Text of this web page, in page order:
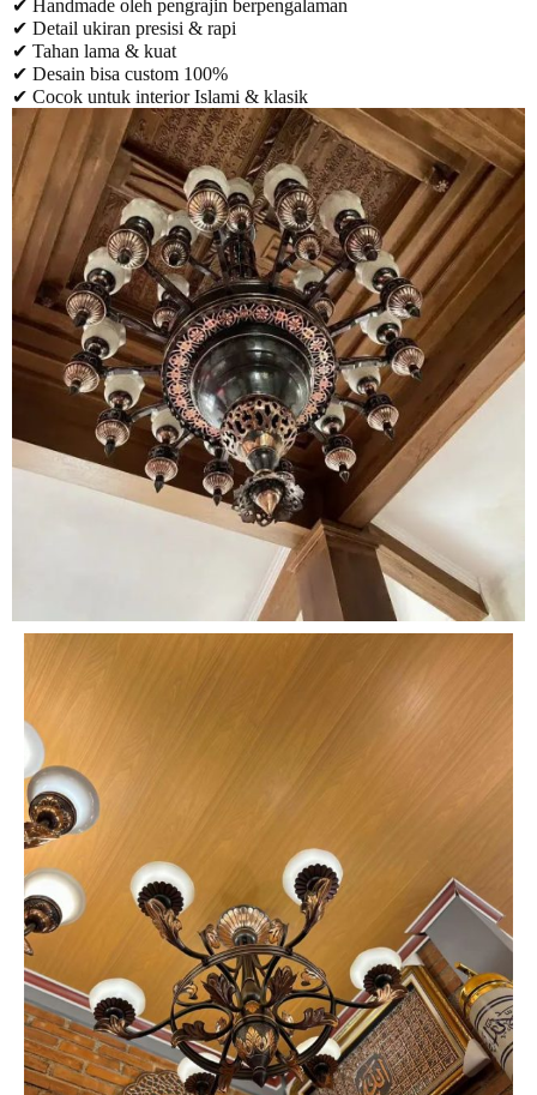
✔ Handmade oleh pengrajin berpengalaman
✔ Detail ukiran presisi & rapi
✔ Tahan lama & kuat
✔ Desain bisa custom 100%
✔ Cocok untuk interior Islami & klasik